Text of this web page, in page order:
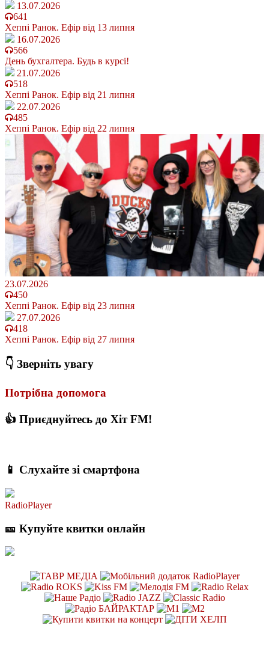
13.07.2026
641
Хеппі Ранок. Ефір від 13 липня
16.07.2026
566
День бухгалтера. Будь в курсі!
21.07.2026
518
Хеппі Ранок. Ефір від 21 липня
22.07.2026
485
Хеппі Ранок. Ефір від 22 липня
23.07.2026
450
Хеппі Ранок. Ефір від 23 липня
27.07.2026
418
Хеппі Ранок. Ефір від 27 липня
👇 Зверніть увагу
Потрібна допомога
👍 Приєднуйтесь до Хіт FM!
📱 Слухайте зі смартфона
RadioPlayer
🎫 Купуйте квитки онлайн